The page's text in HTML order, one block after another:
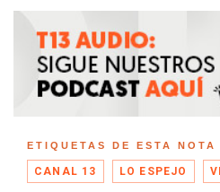
ETIQUETAS DE ESTA NOTA
CANAL 13 LO ESPEJO